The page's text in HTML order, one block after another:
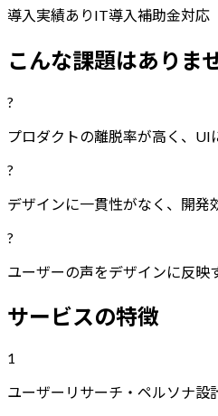
導入実績あり IT導入補助金対応
こんな課題はありま
?
プロダクトの離脱率が高く、UI
?
デザインに一貫性がなく、開発
?
ユーザーの声をデザインに反映
サービスの特徴
1
ユーザーリサーチ・ペルソナ設